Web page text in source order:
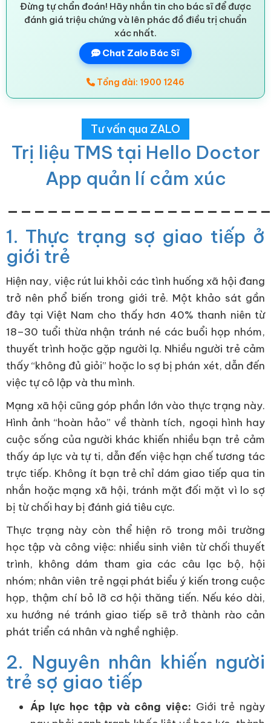
Đừng tự chẩn đoán! Hãy nhắn tin cho bác sĩ để được
đánh giá triệu chứng và lên phác đồ điều trị chuẩn
xác nhất.
Chat Zalo Bác Sĩ
Tổng đài: 1900 1246
Tư vấn qua ZALO
Trị liệu TMS tại Hello Doctor
App quản lí cảm xúc
1. Thực trạng sợ giao tiếp ở
giới trẻ
Hiện nay, việc rút lui khỏi các tình huống xã hội đang
trở nên phổ biến trong giới trẻ. Một khảo sát gần
đây tại Việt Nam cho thấy hơn 40% thanh niên từ
18–30 tuổi thừa nhận tránh né các buổi họp nhóm,
thuyết trình hoặc gặp người lạ. Nhiều người trẻ cảm
thấy “không đủ giỏi” hoặc lo sợ bị phán xét, dẫn đến
việc tự cô lập và thu mình.
Mạng xã hội cũng góp phần lớn vào thực trạng này.
Hình ảnh “hoàn hảo” về thành tích, ngoại hình hay
cuộc sống của người khác khiến nhiều bạn trẻ cảm
thấy áp lực và tự ti, dẫn đến việc hạn chế tương tác
trực tiếp. Không ít bạn trẻ chỉ dám giao tiếp qua tin
nhắn hoặc mạng xã hội, tránh mặt đối mặt vì lo sợ
bị từ chối hay bị đánh giá tiêu cực.
Thực trạng này còn thể hiện rõ trong môi trường
học tập và công việc: nhiều sinh viên từ chối thuyết
trình, không dám tham gia các câu lạc bộ, hội
nhóm; nhân viên trẻ ngại phát biểu ý kiến trong cuộc
họp, thậm chí bỏ lỡ cơ hội thăng tiến. Nếu kéo dài,
xu hướng né tránh giao tiếp sẽ trở thành rào cản
phát triển cá nhân và nghề nghiệp.
2. Nguyên nhân khiến người
trẻ sợ giao tiếp
Áp lực học tập và công việc: Giới trẻ ngày